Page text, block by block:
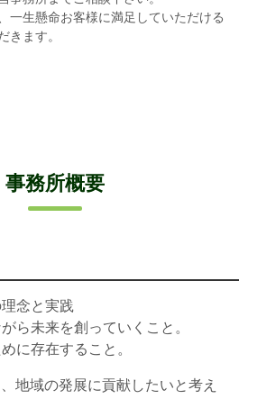
一生懸命お客様に満足していただける
きます。
事務所概要
理念と実践
ら未来を創っていくこと。
に存在すること。
地域の発展に貢献したいと考え